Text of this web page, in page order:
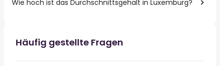
Wie hoch ist das Durchschnittsgehalt in Luxemburg?
Häufig gestellte Fragen